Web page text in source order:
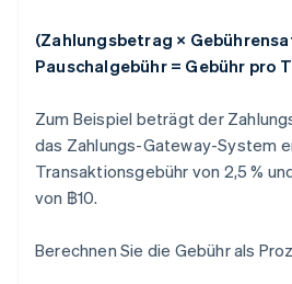
(Zahlungsbetrag ×
Pauschalgebühr = Gebühr pro
Zum Beispiel beträgt der
das Zahlungs-Gateway-System
Transaktionsgebühr von 2,5 %
von ฿10.
Berechnen Sie die Gebühr als